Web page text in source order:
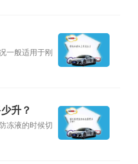
一般适用于刚
升？
冻液的时候切